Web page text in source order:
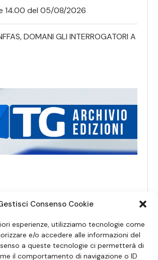
Consenso Cookie
esperienze, utilizziamo tecnologie come
e/o accedere alle informazioni del
a queste tecnologie ci permetterà di
il comportamento di navigazione o ID
14.00 del 05/08/2026
DOMANI GLI INTERROGATORI A